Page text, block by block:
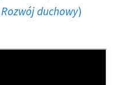
Rozwój duchowy)